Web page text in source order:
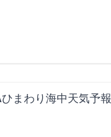
まわり海中天気予報